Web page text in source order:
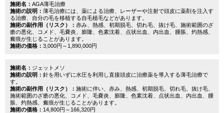
施術名： AGA薄毛治療
施術の説明： 薄毛治療には、薬による治療、レーザーや注射で頭皮に薬剤を注入す
る治療、自分の毛を移植する自毛植毛などがあります。
施術の副作用（リスク）： 赤み、熱感、初期脱毛、切れ毛、抜け毛、施術範囲のざ
瘡の悪化、コメド、毛嚢炎、膨隆、色素沈着、点状出血、内出血、腫脹、灼熱感、
瘢痕が生じることがあります。
施術の価格： 3,000円～1,890,000円
施術名： ジェットメソ
施術の説明： 針を用いずに水圧を利用し直接頭皮に治療薬を導入する薄毛治療で
す。
施術の副作用（リスク）： 施術に伴い、赤み、熱感、初期脱毛、切れ毛、抜け毛、
施術範囲のざ瘡の悪化、コメド、毛嚢炎、膨隆、色素沈着、点状出血、内出血、腫
脹、灼熱感、瘢痕が生じることがあります。
施術の価格： 14,800円～166,320円